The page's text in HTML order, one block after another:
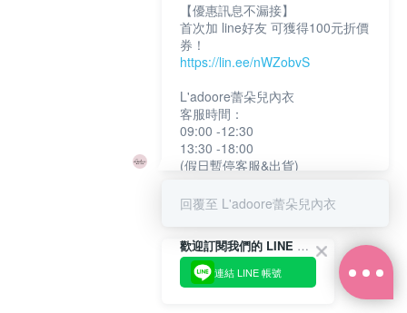
歡迎訂閱我們的 LINE 官方帳號
連結 LINE 帳號
【優惠訊息不漏接】
首次加 line好友 可獲得100元折價
券！
https://lin.ee/nWZobvS
L'adoore蕾朵兒內衣
客服時間：
09:00 -12:30
13:30 -18:00
(假日暫停客服&出貨)
回覆至 L'adoore蕾朵兒內衣